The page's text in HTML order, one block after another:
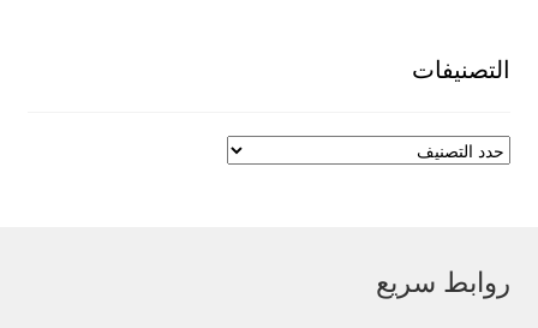
التصنيفات
روابط سريع